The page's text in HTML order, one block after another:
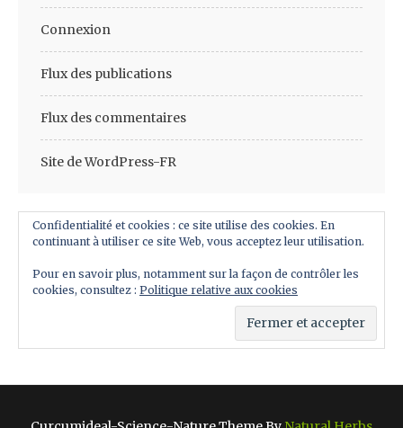
Connexion
Flux des publications
Flux des commentaires
Site de WordPress-FR
Confidentialité et cookies : ce site utilise des cookies. En
continuant à utiliser ce site Web, vous acceptez leur utilisation.
Pour en savoir plus, notamment sur la façon de contrôler les
cookies, consultez : Politique relative aux cookies